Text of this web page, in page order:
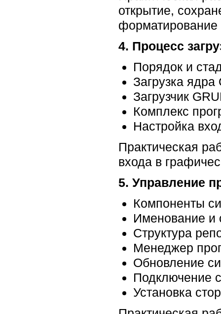
открытие,
форматирование
4. Процесс
Порядок и
Загрузка
Загрузчик
Комплекс
Настройка
Практическая
входа в
5. Управление
Компоненты
Именование и
Структура
Менеджер
Обновление
Подключение
Установка